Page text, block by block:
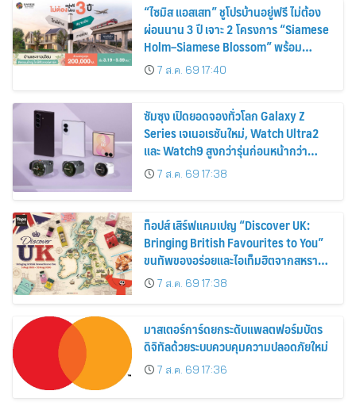
“ไซมิส แอสเสท” ชูโปรบ้านอยู่ฟรี ไม่ต้อง
ผ่อนนาน 3 ปี เจาะ 2 โครงการ “Siamese
Holm–Siamese Blossom” พร้อม
ส่วนลดและสิทธิพิเศษถึง 31 สิงหาคม
2569
7 ส.ค. 69 17:40
ซัมซุง เปิดยอดจองทั่วโลก Galaxy Z
Series เจเนอเรชันใหม่, Watch Ultra2
และ Watch9 สูงกว่ารุ่นก่อนหน้ากว่า
30%7 ส.ค. 69 17:38
ท็อปส์ เสิร์ฟแคมเปญ “Discover UK:
Bringing British Favourites to You”
ขนทัพของอร่อยและไอเท็มฮิตจากสหราช
อาณาจักร ส่งตรงถึงมือตั้งแต่วันนี้ – 18
สิงหาคมนี้
7 ส.ค. 69 17:38
มาสเตอร์การ์ดยกระดับแพลตฟอร์มบัตร
ดิจิทัลด้วยระบบควบคุมความปลอดภัยใหม่
7 ส.ค. 69 17:36